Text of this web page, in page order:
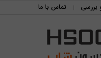
بررسی تماس با ما